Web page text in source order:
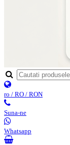
ro / RO / RON
Suna-ne
Whatsapp